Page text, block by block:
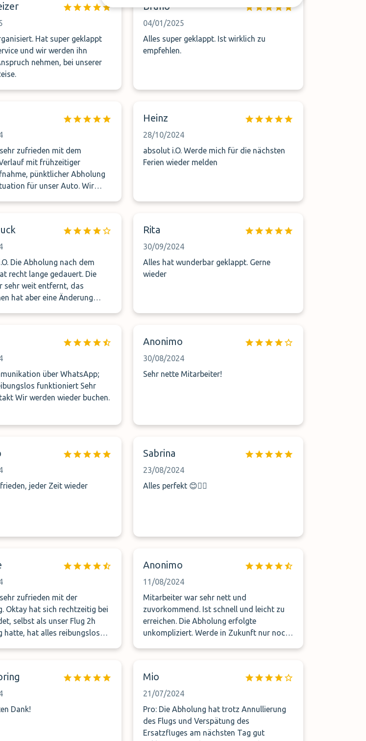
Hat super geklappt
und wir werden ihn
nehmen, bei unserer
Bruno
04/01/2025
Alles super geklappt. Ist wirklich zu
empfehlen.
zufrieden mit dem
mit frühzeitiger
pünktlicher Abholung
für unser Auto. Wir
Heinz
28/10/2024
absolut i.O. Werde mich für die nächsten
Ferien wieder melden
Die Abholung nach dem
recht lange gedauert. Die
sehr weit entfernt, das
hat aber eine Änderung
Rita
30/09/2024
Alles hat wunderbar geklappt. Gerne
wieder
über WhatsApp;
funktioniert Sehr
netter Kontakt Wir werden wieder buchen.
Anonimo
30/08/2024
Sehr nette Mitarbeiter!
jeder Zeit wieder
Sabrina
23/08/2024
Alles perfekt 😊👍🏻
zufrieden mit der
Oktay hat sich rechtzeitig bei
selbst als unser Flug 2h
hatte, hat alles reibungslos
Anonimo
11/08/2024
Mitarbeiter war sehr nett und
zuvorkommend. Ist schnell und leicht zu
erreichen. Die Abholung erfolgte
unkompliziert. Werde in Zukunft nur noch
Dank!
Mio
21/07/2024
Pro: Die Abholung hat trotz Annullierung
des Flugs und Verspätung des
Ersatzfluges am nächsten Tag gut